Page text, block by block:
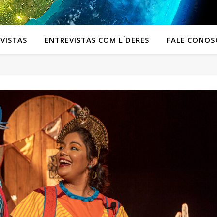
ENTREVISTAS COM LÍDERES FALE